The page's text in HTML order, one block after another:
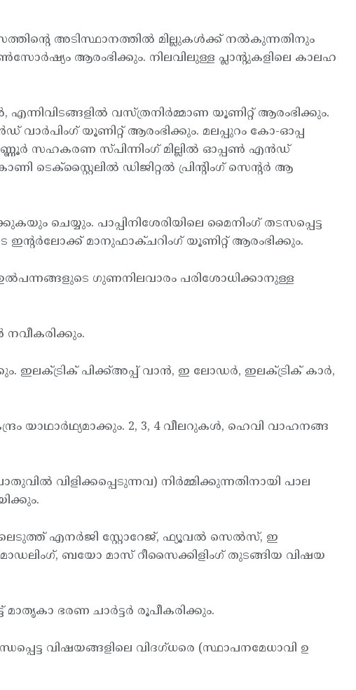
അടിസ്ഥാനത്തില്‍ മില്ലുകള്‍ക്ക് നല്‍കുന്നതിനും
ആരംഭിക്കും. നിലവിലുള്ള പ്ലാന്റുകളിലെ കാലഹ
എന്നിവിടങ്ങളില്‍ വസ്ത്രനിര്‍മ്മാണ യൂണിറ്റ് ആരംഭിക്കും.
യൂണിറ്റ് ആരംഭിക്കും. മലപ്പുറം കോ-ഓപ്പ
കണ്ണൂര്‍ സഹകരണ സ്പിന്നിംഗ് മില്ലില്‍ ഓപ്പണ്‍ എന്‍ഡ്
ടെക്സ്റ്റൈലില്‍ ഡിജിറ്റല്‍ പ്രിന്റിംഗ് സെന്റര്‍ ആ
ചെയ്യും. പാപ്പിനിശേരിയിലെ മൈനിംഗ് തടസപ്പെട്ട
മാനുഫാക്ചറിംഗ് യൂണിറ്റ് ആരംഭിക്കും.
ഗുണനിലവാരം പരിശോധിക്കാനുള്ള
ഇലക്ട്രിക് പിക്ക്അപ്പ് വാന്‍, ഇ ലോഡര്‍, ഇലക്ട്രിക് കാര്‍,
യാഥാര്‍ഥ്യമാക്കും. 2, 3, 4 വീലറുകള്‍, ഹെവി വാഹനങ്ങ
വിളിക്കപ്പെടുന്നവ) നിര്‍മ്മിക്കുന്നതിനായി പാല
എനര്‍ജി സ്റ്റോറേജ്, ഫ്യൂവല്‍ സെല്‍സ്, ഇ
ബയോ മാസ് റീസൈക്കിളിംഗ് തുടങ്ങിയ വിഷയ
ഭരണ ചാര്‍ട്ടര്‍ രൂപീകരിക്കും.
വിഷയങ്ങളിലെ വിദഗ്ധരെ (സ്ഥാപനമേധാവി ഉ